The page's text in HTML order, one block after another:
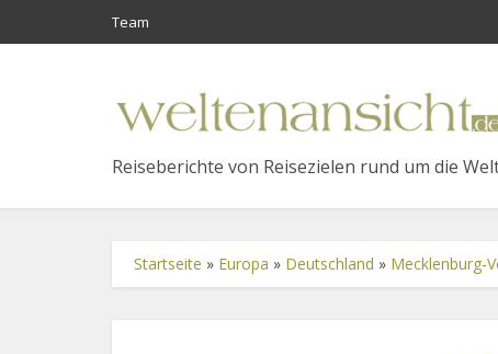
Team
Reiseberichte von Reisezielen rund um die
Startseite » Europa » Deutschland » Mecklenburg-